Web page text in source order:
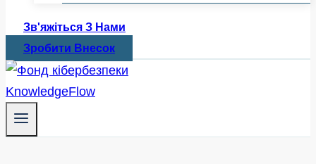
Зв'яжіться З Нами
Зробити Внесок